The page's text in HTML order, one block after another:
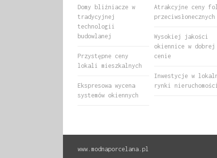
Atrakcyjne ceny
przeciwsłonecznych
Domy bliźniacze w
tradycyjnej
technologii
budowlanej
Wysokiej jakości
okiennice w dobrej
cenie
Przystępne ceny
lokali mieszkalnych
Inwestycje w
rynki
Ekspresowa wycena
systemów okiennych
www.modnaporcelana.pl